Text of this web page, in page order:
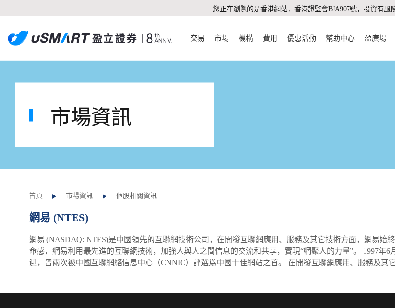
您正在瀏覽的是香港網站，香港證監會BJA907號，投資有風
交易 市場 機構 費用 優惠活動 幫助中心 盈廣場
市場資訊
首頁 市場資訊 個股相關資訊
網易 (NTES)
網易 (NASDAQ: NTES)是中國領先的互聯網技術公司，在開發互聯網應用、服務及其它技術方面，網易始
命感，網易利用最先進的互聯網技術，加強人與人之間信息的交流和共享，實現“網聚人的力量”。 1997年
迎，曾兩次被中國互聯網絡信息中心（CNNIC）評選爲中國十佳網站之首。 在開發互聯網應用、服務及其